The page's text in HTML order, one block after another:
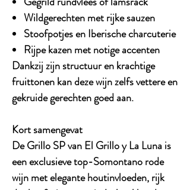
Wildgerechten met rijke sauzen
Stoofpotjes en Iberische charcuterie
Rijpe kazen met notige accenten
Dankzij zijn structuur en krachtige
fruittonen kan deze wijn zelfs vettere en
gekruide gerechten goed aan.
Kort samengevat
DeGrillo SPvan El Grillo y La Luna is
eenexclusieve top-Somontano rode
wijnmet elegante houtinvloeden, rijk